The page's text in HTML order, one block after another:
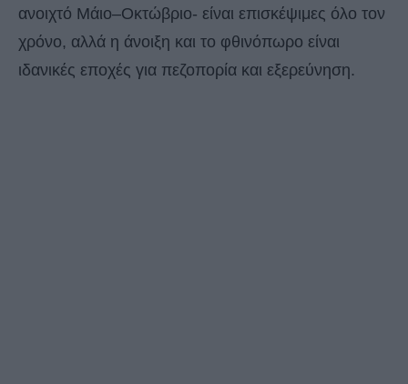
ανοιχτό Μάιο–Οκτώβριο- είναι επισκέψιμες όλο τον
χρόνο, αλλά η άνοιξη και το φθινόπωρο είναι
ιδανικές εποχές για πεζοπορία και εξερεύνηση.